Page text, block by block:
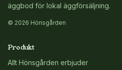
äggbod för lokal äggförsäljning.
© 2026 Hönsgården
Produkt
Allt Hönsgården erbjuder